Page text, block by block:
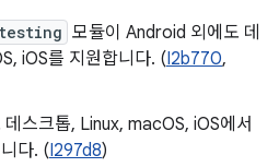
모듈이 Android 외에도 데
iOS를 지원합니다. (I2b770,
스크톱, Linux, macOS, iOS에서
다. (I297d8)